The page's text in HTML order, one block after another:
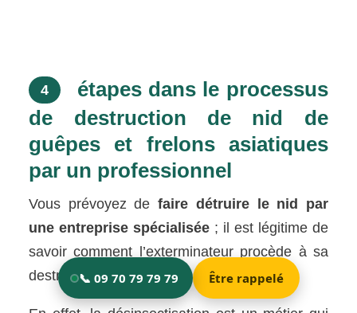
4
étapes dans le processus
de destruction de nid de
guêpes et frelons asiatiques
par un professionnel
Vous prévoyez defaire détruire le nid par
une entreprise spécialisée ; il est légitime de
savoir comment l’exterminateur procède à sa
destruction.